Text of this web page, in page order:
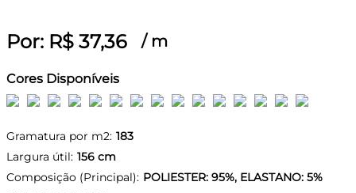
Por: R$ 37,36 / m
Cores Disponíveis
Gramatura por m2: 183
Largura útil: 156 cm
Composição (Principal): POLIESTER: 95%, ELASTANO: 5%